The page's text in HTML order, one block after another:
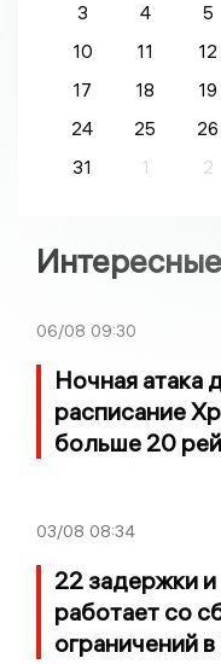
3
4 5
10
11 12
17
18 19
24
25 26
31
1 2
06/08 09:30
Ночная атака
расписание
больше 20
03/08 08:34
22 задержки
работает со
ограничений